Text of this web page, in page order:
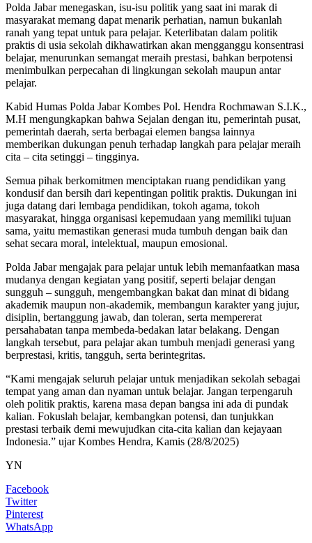
Polda Jabar menegaskan, isu-isu politik yang saat ini marak di
masyarakat memang dapat menarik perhatian, namun bukanlah
ranah yang tepat untuk para pelajar. Keterlibatan dalam politik
praktis di usia sekolah dikhawatirkan akan mengganggu konsentrasi
belajar, menurunkan semangat meraih prestasi, bahkan berpotensi
menimbulkan perpecahan di lingkungan sekolah maupun antar
pelajar.
Kabid Humas Polda Jabar Kombes Pol. Hendra Rochmawan S.I.K.,
M.H mengungkapkan bahwa Sejalan dengan itu, pemerintah pusat,
pemerintah daerah, serta berbagai elemen bangsa lainnya
memberikan dukungan penuh terhadap langkah para pelajar meraih
cita – cita setinggi – tingginya.
Semua pihak berkomitmen menciptakan ruang pendidikan yang
kondusif dan bersih dari kepentingan politik praktis. Dukungan ini
juga datang dari lembaga pendidikan, tokoh agama, tokoh
masyarakat, hingga organisasi kepemudaan yang memiliki tujuan
sama, yaitu memastikan generasi muda tumbuh dengan baik dan
sehat secara moral, intelektual, maupun emosional.
Polda Jabar mengajak para pelajar untuk lebih memanfaatkan masa
mudanya dengan kegiatan yang positif, seperti belajar dengan
sungguh – sungguh, mengembangkan bakat dan minat di bidang
akademik maupun non-akademik, membangun karakter yang jujur,
disiplin, bertanggung jawab, dan toleran, serta mempererat
persahabatan tanpa membeda-bedakan latar belakang. Dengan
langkah tersebut, para pelajar akan tumbuh menjadi generasi yang
berprestasi, kritis, tangguh, serta berintegritas.
“Kami mengajak seluruh pelajar untuk menjadikan sekolah sebagai
tempat yang aman dan nyaman untuk belajar. Jangan terpengaruh
oleh politik praktis, karena masa depan bangsa ini ada di pundak
kalian. Fokuslah belajar, kembangkan potensi, dan tunjukkan
prestasi terbaik demi mewujudkan cita-cita kalian dan kejayaan
Indonesia.” ujar Kombes Hendra, Kamis (28/8/2025)
YN
Facebook
Twitter
Pinterest
WhatsApp